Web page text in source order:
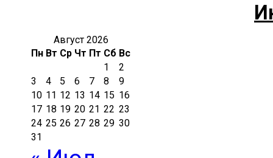
Август 2026
Пн Вт Ср Чт Пт Сб Вс
1
2
3
4 5 6 7 8
9
10 11 12 13 14 15 16
17 18 19 20 21 22 23
24 25 26 27 28 29 30
31